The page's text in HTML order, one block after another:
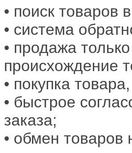
• поиск товаров
• система
• продажа
происхождение
• покупка
• быстрое
заказа;
• обмен товаров